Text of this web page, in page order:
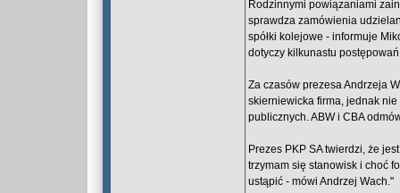
Rodzinnymi powiązaniami
sprawdza zamówienia
spółki kolejowe - informuje
dotyczy kilkunastu
Za czasów prezesa Andrzeja
skierniewicka firma, jednak
publicznych. ABW i CBA
Prezes PKP SA twierdzi, że
trzymam się stanowisk i choć
ustąpić - mówi Andrzej Wach."